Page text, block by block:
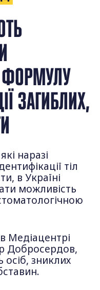
ФОРМУЛУ
ЗАГИБЛИХ,
наразі
тіл
в Україні
можливість
Медіацентрі
Добросердов,
зниклих